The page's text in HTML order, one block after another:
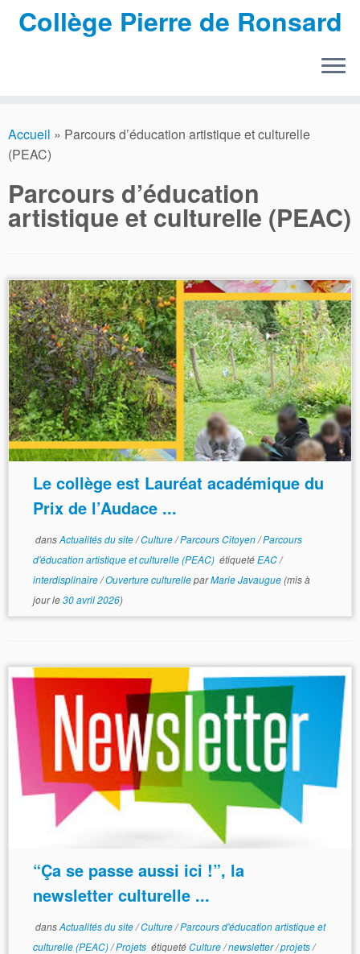
au
contenu
Collège Pierre de Ronsard
Accueil » Parcours d’éducation artistique et culturelle
(PEAC)
Parcours d’éducation
artistique et culturelle (PEAC)
Le collège est Lauréat académique du
Prix de l’Audace ...
dansActualités du site/Culture/Parcours Citoyen/Parcours
d'éducation artistique et culturelle (PEAC) étiquetéEAC/
interdisplinaire/Ouverture culturelleparMarie Javaugue(mis à
jour le30 avril 2026)
“Ça se passe aussi ici !”, la
newsletter culturelle ...
dansActualités du site/Culture/Parcours d'éducation artistique et
culturelle (PEAC)/Projets étiquetéCulture/newsletter/projets/